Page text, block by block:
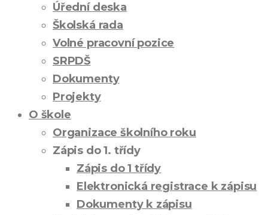
Úřední deska
Školská rada
Volné pracovní pozice
SRPDŠ
Dokumenty
Projekty
O škole
Organizace školního roku
Zápis do 1. třídy
Zápis do 1 třídy
Elektronická registrace k zápisu
Dokumenty k zápisu